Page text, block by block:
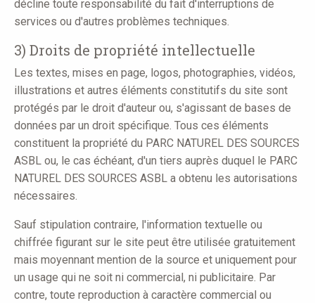
décline toute responsabilité du fait d'interruptions de
services ou d'autres problèmes techniques.
3) Droits de propriété intellectuelle
Les textes, mises en page, logos, photographies, vidéos,
illustrations et autres éléments constitutifs du site sont
protégés par le droit d'auteur ou, s'agissant de bases de
données par un droit spécifique. Tous ces éléments
constituent la propriété du PARC NATUREL DES SOURCES
ASBL ou, le cas échéant, d'un tiers auprès duquel le PARC
NATUREL DES SOURCES ASBL a obtenu les autorisations
nécessaires.
Sauf stipulation contraire, l'information textuelle ou
chiffrée figurant sur le site peut être utilisée gratuitement
mais moyennant mention de la source et uniquement pour
un usage qui ne soit ni commercial, ni publicitaire. Par
contre, toute reproduction à caractère commercial ou